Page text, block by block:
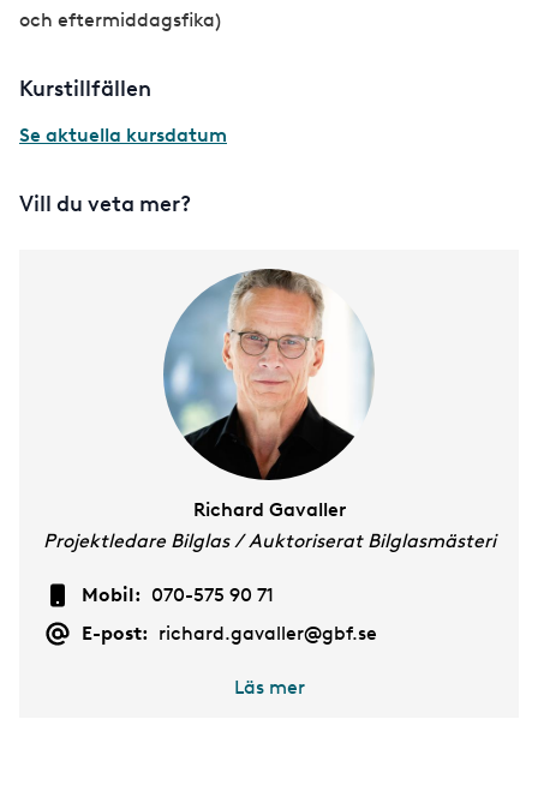
och eftermiddagsfika)
Kurstillfällen
Se aktuella kursdatum
Vill du veta mer?
Richard Gavaller
Projektledare Bilglas / Auktoriserat Bilglasmästeri
Mobil: 070-575 90 71
E-post: richard.gavaller@gbf.se
Läs mer